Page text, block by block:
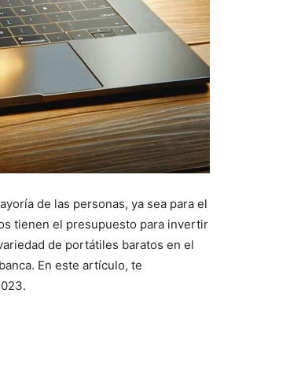
de las personas, ya sea para el
tienen el presupuesto para invertir
de portátiles baratos en el
En este artículo, te